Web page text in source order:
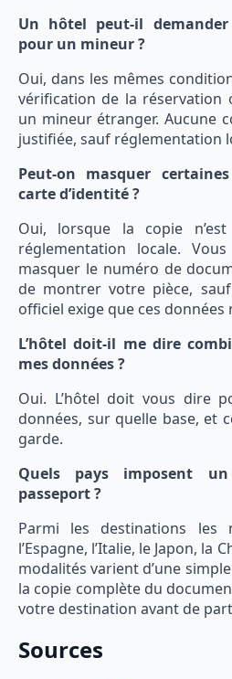
Un hôtel peut-il
pour un mineur ?
Oui, dans les mêmes
vérification de la réservation
un mineur étranger. Aucune
justifiée, sauf réglementation
Peut-on masquer
carte d’identité ?
Oui, lorsque la copie
réglementation locale.
masquer le numéro de
de montrer votre pièce,
officiel exige que ces données
L’hôtel doit-il me dire
mes données ?
Oui. L’hôtel doit vous dire
données, sur quelle base, et
garde.
Quels pays imposent
passeport ?
Parmi les destinations les
l’Espagne, l’Italie, le Japon, la
modalités varient d’une
la copie complète du
votre destination avant de
Sources